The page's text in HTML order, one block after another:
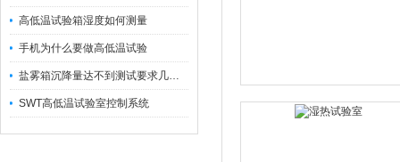
高低温试验箱湿度如何测量
手机为什么要做高低温试验
盐雾箱沉降量达不到测试要求几点原因
SWT高低温试验室控制系统